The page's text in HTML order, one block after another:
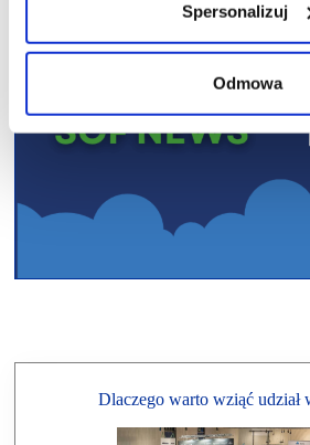
Spersonalizuj
Odmowa
Dlaczego warto wziąć udział